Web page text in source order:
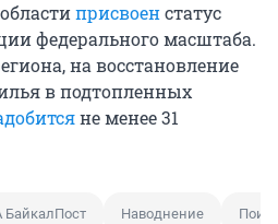
присвоенстатус
федерального масштаба.
на восстановление
в подтопленных
не менее 31
БайкалПост Наводнение